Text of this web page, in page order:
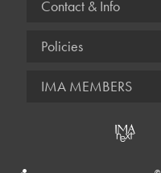
Contact & Info
Policies
IMA MEMBERS